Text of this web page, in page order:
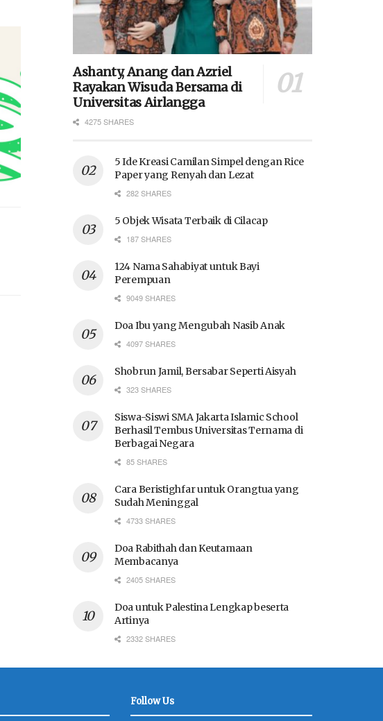
Ashanty, Anang dan Azriel
Rayakan Wisuda Bersama di
Universitas Airlangga
4275 SHARES
5 Ide Kreasi Camilan Simpel dengan Rice
Paper yang Renyah dan Lezat
282 SHARES
5 Objek Wisata Terbaik di Cilacap
187 SHARES
124 Nama Sahabiyat untuk Bayi
Perempuan
9049 SHARES
Doa Ibu yang Mengubah Nasib Anak
4097 SHARES
Shobrun Jamil, Bersabar Seperti Aisyah
323 SHARES
Siswa-Siswi SMA Jakarta Islamic School
Berhasil Tembus Universitas Ternama di
Berbagai Negara
85 SHARES
Cara Beristighfar untuk Orangtua yang
Sudah Meninggal
4733 SHARES
Doa Rabithah dan Keutamaan
Membacanya
2405 SHARES
Doa untuk Palestina Lengkap beserta
Artinya
2332 SHARES
Follow Us